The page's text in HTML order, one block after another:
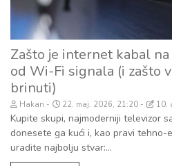
Zašto je internet kabal
od Wi-Fi signala (i zašto
brinuti)
Hakan 22. maj. 2026, 21:20 10.
Kupite skupi, najmoderniji televizor
donesete ga kući i, kao pravi tehno-
uradite najbolju stvar:...